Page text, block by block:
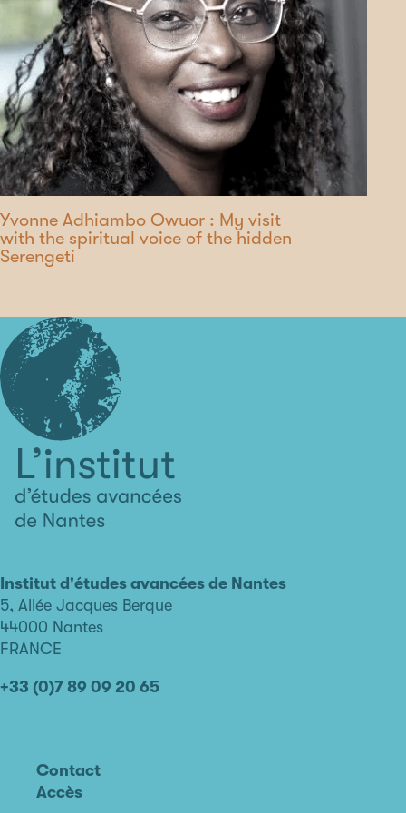
Yvonne Adhiambo Owuor : My visit
with the spiritual voice of the hidden
Serengeti
avancées
de
Nantes
Institut d'études avancées de Nantes
5, Allée Jacques Berque
44000 Nantes
FRANCE
+33 (0)7 89 09 20 65
Contact
Accès